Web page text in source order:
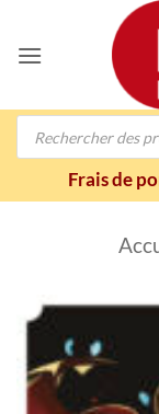
contenu
Recherche
Frais de